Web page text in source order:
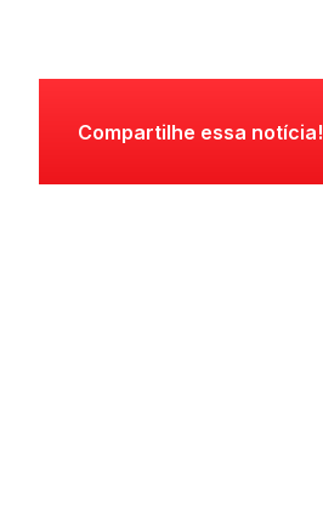
Compartilhe essa notícia!